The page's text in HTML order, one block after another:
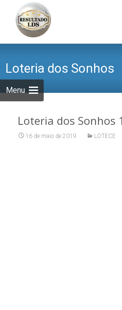
Menu
Loteria dos Sonhos
Loteria dos Sonhos
16 de maio de 2019 LOTECE